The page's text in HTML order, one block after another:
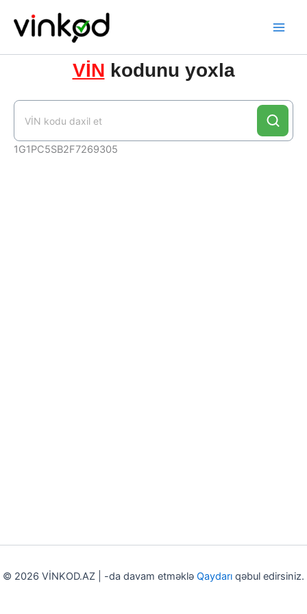
content
VİN kodunu yoxla
1G1PC5SB2F7269305
© 2026 VİNKOD.AZ | -da davam etməklə Qaydarı qəbul edirsiniz.